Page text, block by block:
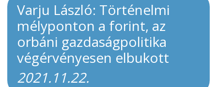
Varju László: Történelmi
mélyponton a forint, az
orbáni gazdaságpolitika
végérvényesen elbukott
2021.11.22.